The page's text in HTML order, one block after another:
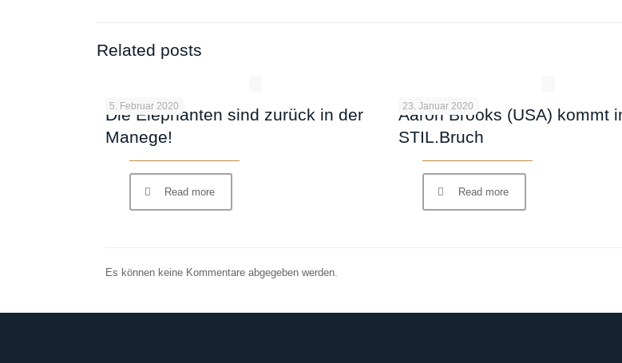
Related posts
5. Februar 2020
Die Elephanten sind zurück in der
Manege!
Read more
23. Januar 2020
Aaron Brooks (USA) kommt
STIL.Bruch
Read more
Es können keine Kommentare abgegeben werden.